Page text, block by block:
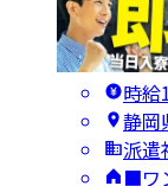
時給
静岡
派遣
■ワ